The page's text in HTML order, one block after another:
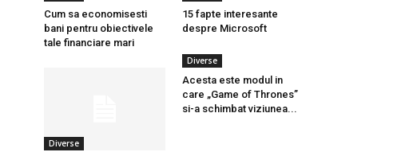
Cum sa economisesti
bani pentru obiectivele
tale financiare mari
15 fapte interesante
despre Microsoft
Diverse
Diverse
Acesta este modul in
care „Game of Thrones”
si-a schimbat viziunea...